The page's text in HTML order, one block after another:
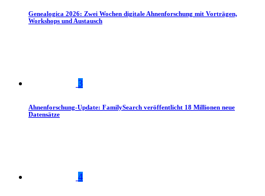
Genealogica 2026: Zwei Wochen digitale Ahnenforschung mit Vorträgen,
Workshops und Austausch
3
Ahnenforschung-Update: FamilySearch veröffentlicht 18 Millionen neue
Datensätze
4